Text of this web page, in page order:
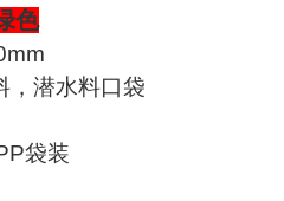
色
，潜水料口袋
袋装